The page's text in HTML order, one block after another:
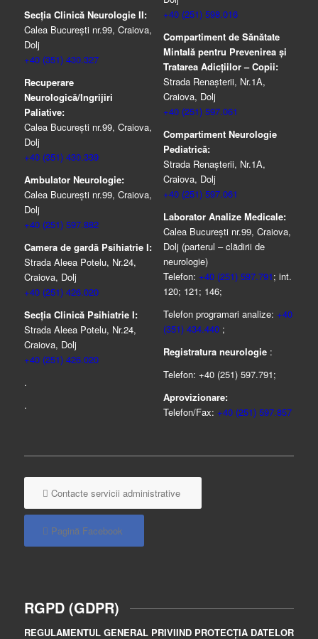
Secția Clinică Neurologie II:
Calea București nr.99, Craiova,
Dolj
+40 (351) 430.327
Recuperare
Neurologică/Ingrijiri
Paliative:
Calea București nr.99, Craiova,
Dolj
+40 (351) 430.339
Ambulator Neurologie:
Calea București nr.99, Craiova,
Dolj
+40 (251) 597.882
Camera de gardă Psihiatrie I:
Strada Aleea Potelu, Nr.24,
Craiova, Dolj
+40 (251) 426.020
Secția Clinică Psihiatrie I:
Strada Aleea Potelu, Nr.24,
Craiova, Dolj
+40 (251) 426.020
.
.
+40 (251) 598.016
Compartiment de Sănătate
Mintală pentru Prevenirea şi
Tratarea Adicţiilor – Copii:
Strada Renașterii, Nr.1A,
Craiova, Dolj
+40 (251) 597.061
Compartiment Neurologie
Pediatrică:
Strada Renaşterii, Nr.1A,
Craiova, Dolj
+40 (251) 597.061
Laborator Analize Medicale:
Calea București nr.99, Craiova,
Dolj (parterul – clădirii de
neurologie)
Telefon: +40 (251) 597.791; int.
120; 121; 146;
Telefon programari analize: +40
(351) 434.440 ;
Registratura neurologie :
Telefon: +40 (251) 597.791;
Aprovizionare:
Telefon/Fax: +40 (251) 597.857
Contacte servicii administrative
Pagină Facebook
RGPD (GDPR)
REGULAMENTUL GENERAL PRIVIIND PROTECȚIA DATELOR